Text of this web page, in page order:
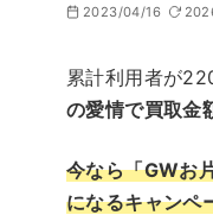
2023/04/16
累計利用者が
の愛情で買取金
今なら「GWお
になるキャンペ